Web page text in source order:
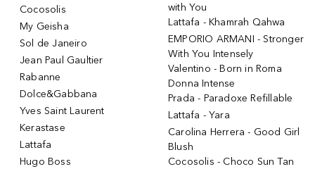
Cocosolis
My Geisha
Sol de Janeiro
Jean Paul Gaultier
Rabanne
Dolce&Gabbana
Yves Saint Laurent
Kerastase
Lattafa
Hugo Boss
with You
Lattafa - Khamrah Qahwa
EMPORIO ARMANI - Stronger
With You Intensely
Valentino - Born in Roma
Donna Intense
Prada - Paradoxe Refillable
Lattafa - Yara
Carolina Herrera - Good Girl
Blush
Cocosolis - Choco Sun Tan